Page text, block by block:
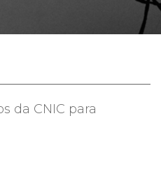
da CNIC para